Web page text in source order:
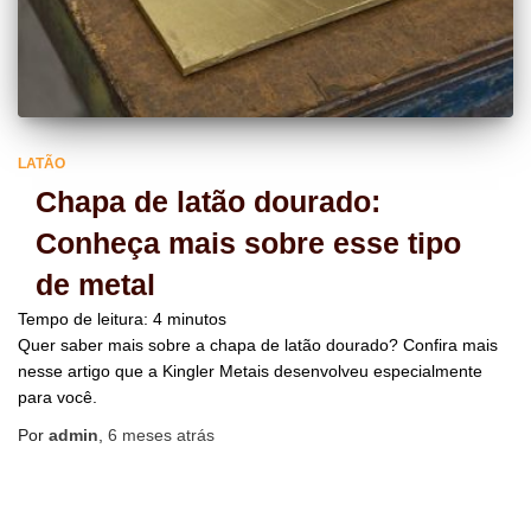
LATÃO
Chapa de latão dourado:
Conheça mais sobre esse tipo
de metal
Tempo de leitura: 4 minutos
Quer saber mais sobre a chapa de latão dourado? Confira mais
nesse artigo que a Kingler Metais desenvolveu especialmente
para você.
Por admin 6 meses atrás